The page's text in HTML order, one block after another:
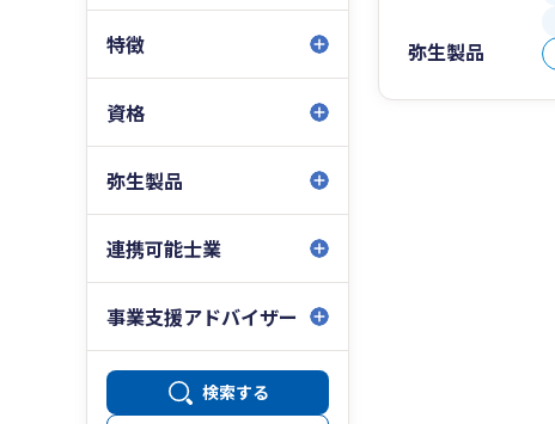
特徴
資格
弥生製品
連携可能士業
事業支援アドバイザー
検索する
弥生製品